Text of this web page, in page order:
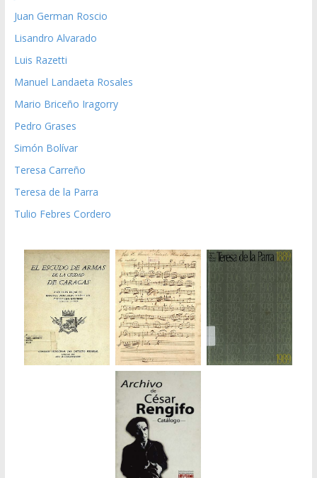
Juan German Roscio
Lisandro Alvarado
Luis Razetti
Manuel Landaeta Rosales
Mario Briceño Iragorry
Pedro Grases
Simón Bolívar
Teresa Carreño
Teresa de la Parra
Tulio Febres Cordero